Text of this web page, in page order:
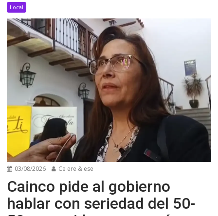
Local
03/08/2026 Ce ere & ese
Cainco pide al gobierno
hablar con seriedad del 50-